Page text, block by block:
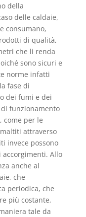
della
delle caldaie,
consumano,
di qualità,
che li renda
sono sicuri e
norme infatti
fase di
dei fumi e dei
funzionamento
come per le
attraverso
invece possono
Allo
anche al
che
periodica, che
più costante,
tale da